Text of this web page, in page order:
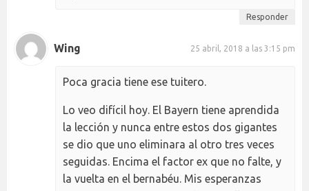
Responder
Wing 25 abril, 2018 a las 3:15 pm
Poca gracia tiene ese tuitero.
Lo veo difícil hoy. El Bayern tiene aprendida
la lección y nunca entre estos dos gigantes
se dio que uno eliminara al otro tres veces
seguidas. Encima el factor ex que no falte, y
la vuelta en el bernabéu. Mis esperanzas